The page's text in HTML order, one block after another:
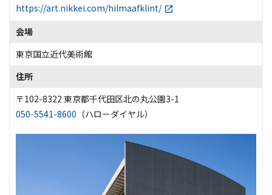
https://art.nikkei.com/hilmaafklint/
会場
東京国立近代美術館
住所
〒102-8322 東京都千代田区北の丸公園3-1
050-5541-8600 （ハローダイヤル）